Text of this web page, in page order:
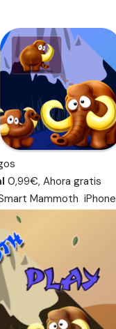
0,99€, Ahora gratis
Mammoth iPhone